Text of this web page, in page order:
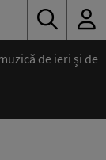
de ieri și de